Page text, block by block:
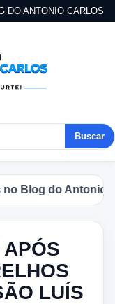
DO ANTONIO CARLOS
Buscar
do Antonio
LUÍS